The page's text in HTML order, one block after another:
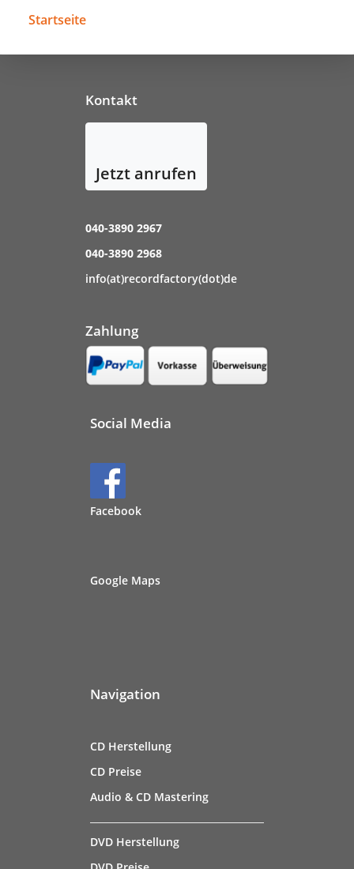
Startseite
Kontakt
Jetzt anrufen
040-3890 2967
040-3890 2968
info(at)recordfactory(dot)de
Zahlung
Social Media
Facebook
Google Maps
Navigation
CD Herstellung
CD Preise
Audio & CD Mastering
DVD Herstellung